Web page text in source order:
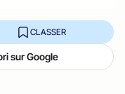
CLASSER
sur Google